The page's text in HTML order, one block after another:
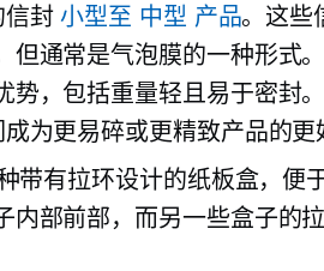
信封小型至 中型 产品。这些
但通常是气泡膜的一种形式
势，包括重量轻且易于密封
为更易碎或更精致产品的更
带有拉环设计的纸板盒，便
内部前部，而另一些盒子的